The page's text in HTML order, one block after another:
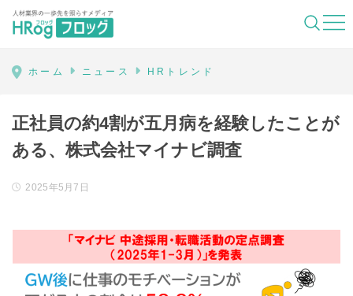
HRog | 人材業界の一歩先を照らすメディ
ホーム ニュース HRトレンド
正社員の約4割が五月病を経験したことが
ある、株式会社マイナビ調査
2025年5月7日